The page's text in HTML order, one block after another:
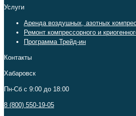
Услуги
Аренда воздушных, азотных
Ремонт компрессорного и
Программа Трейд-ин
Контакты
Хабаровск
Пн-Сб c 9:00 до 18:00
8 (800) 550-19-05